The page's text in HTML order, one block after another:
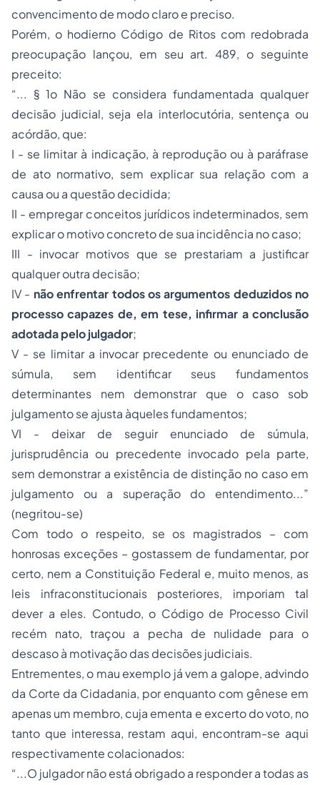
convencimento de modo claro e preciso.
Porém, o hodierno Código de Ritos com redobrada
preocupação lançou, em seu art. 489, o seguinte
preceito:
“... § 1o Não se considera fundamentada qualquer
decisão judicial, seja ela interlocutória, sentença ou
acórdão, que:
I - se limitar à indicação, à reprodução ou à paráfrase
de ato normativo, sem explicar sua relação com a
causa ou a questão decidida;
II - empregar conceitos jurídicos indeterminados, sem
explicar o motivo concreto de sua incidência no caso;
III - invocar motivos que se prestariam a justificar
qualquer outra decisão;
IV - não enfrentar todos os argumentos deduzidos no
processo capazes de, em tese, infirmar a conclusão
adotada pelo julgador;
V - se limitar a invocar precedente ou enunciado de
súmula, sem identificar seus fundamentos
determinantes nem demonstrar que o caso sob
julgamento se ajusta àqueles fundamentos;
VI - deixar de seguir enunciado de súmula,
jurisprudência ou precedente invocado pela parte,
sem demonstrar a existência de distinção no caso em
julgamento ou a superação do entendimento...”
(negritou-se)
Com todo o respeito, se os magistrados – com
honrosas exceções – gostassem de fundamentar, por
certo, nem a Constituição Federal e, muito menos, as
leis infraconstitucionais posteriores, imporiam tal
dever a eles. Contudo, o Código de Processo Civil
recém nato, traçou a pecha de nulidade para o
descaso à motivação das decisões judiciais.
Entrementes, o mau exemplo já vem a galope, advindo
da Corte da Cidadania, por enquanto com gênese em
apenas um membro, cuja ementa e excerto do voto, no
tanto que interessa, restam aqui, encontram-se aqui
respectivamente colacionados:
“...O julgador não está obrigado a responder a todas as